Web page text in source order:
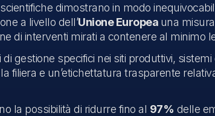
dimostrano in modo
a livello dell’Unione Europea una
di interventi mirati a contenere al minimo
di gestione specifici nei siti produttivi, sistemi
filiera e un’etichettatura trasparente
la possibilità di ridurre fino al 97% delle